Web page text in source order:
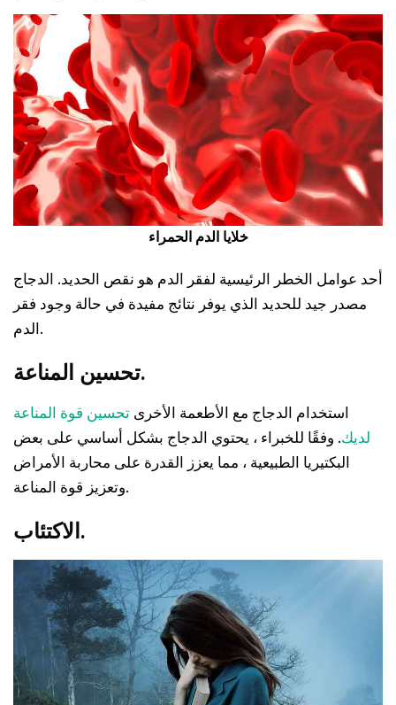
خلايا الدم الحمراء
أحد عوامل الخطر الرئيسية لفقر الدم هو نقص الحديد. الدجاج
مصدر جيد للحديد الذي يوفر نتائج مفيدة في حالة وجود فقر
الدم.
تحسين المناعة.
استخدام الدجاج مع الأطعمة الأخرى تحسين قوة المناعة
لديك. وفقًا للخبراء ، يحتوي الدجاج بشكل أساسي على بعض
البكتيريا الطبيعية ، مما يعزز القدرة على محاربة الأمراض
وتعزيز قوة المناعة.
الاكتئاب.